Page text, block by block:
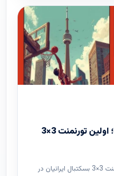
بسکتبال فراتر از مرزها؛ اولین تورنمنت 3×3
گزارش برگزاری نخستین تورنمنت 3×3 بسکتبال ایرانیان در